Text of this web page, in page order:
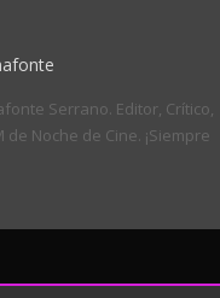
Serrano. Editor, Crítico,
de Noche de Cine. ¡Siempre